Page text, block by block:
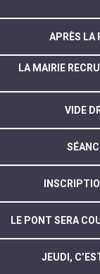
APRÈS LA
LA MAIRIE
VIDE
LE PONT SERA
JEUDI,